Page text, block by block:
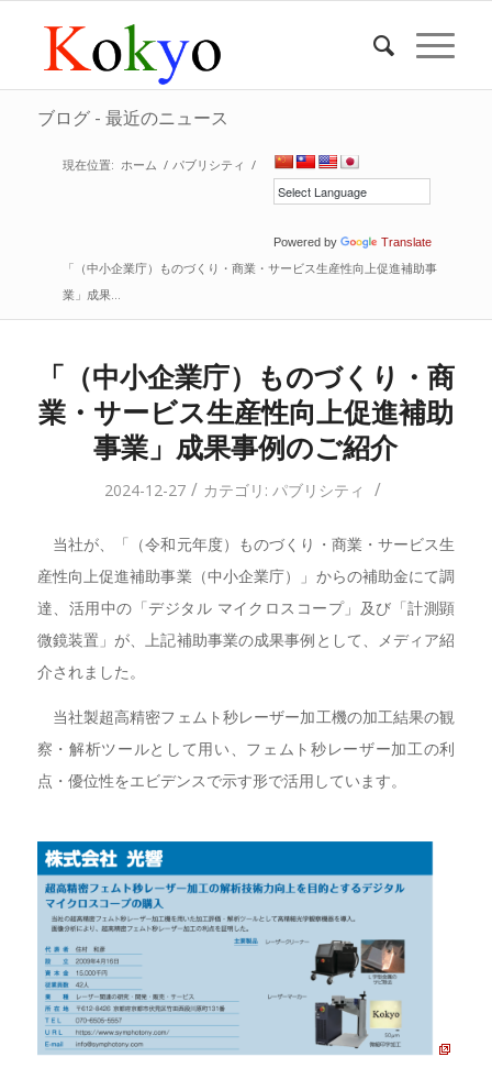
ブログ - 最近のニュース
Powered by Translate
現在位置: ホーム / パブリシティ /
「（中小企業庁）ものづくり・商業・サービス生産性向上促進補助事
業」成果...
「（中小企業庁）ものづくり・商
業・サービス生産性向上促進補助
事業」成果事例のご紹介
2024-12-27 / カテゴリ:パブリシティ /
当社が、「（令和元年度）ものづくり・商業・サービス生
産性向上促進補助事業（中小企業庁）」からの補助金にて調
達、活用中の「デジタル マイクロスコープ」及び「計測顕
微鏡装置」が、上記補助事業の成果事例として、メディア紹
介されました。
当社製超高精密フェムト秒レーザー加工機の加工結果の観
察・解析ツールとして用い、フェムト秒レーザー加工の利
点・優位性をエビデンスで示す形で活用しています。